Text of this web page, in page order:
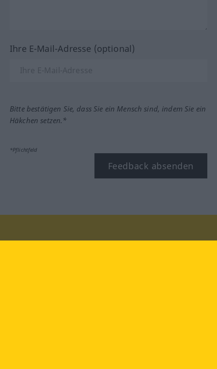
Ihre E-Mail-Adresse (optional)
Bitte bestätigen Sie, dass Sie ein Mensch sind, indem Sie ein
Häkchen setzen.*
*Pflichtfeld
Feedback absenden
Besuchen Sie uns auf: